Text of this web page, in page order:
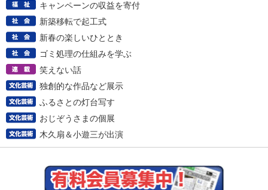
キャンペーンの収益を寄付
新築移転で起工式
新春の楽しいひととき
ゴミ処理の仕組みを学ぶ
笑えない話
独創的な作品など展示
ふるさとの灯台写す
おじぞうさまの個展
木久扇＆小遊三が出演